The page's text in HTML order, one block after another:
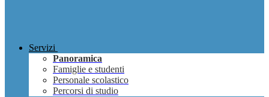
Servizi
Panoramica
Famiglie e studenti
Personale scolastico
Percorsi di studio